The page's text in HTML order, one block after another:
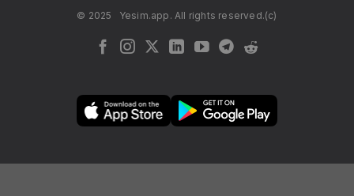
© 2025 Yesim.app. All rights reserved.(c)